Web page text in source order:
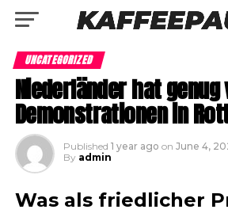
UNCATEGORIZED
Niederländer hat genug
Demonstrationen in
Published 1 year ago on June 4,
By admin
Was als friedlicher